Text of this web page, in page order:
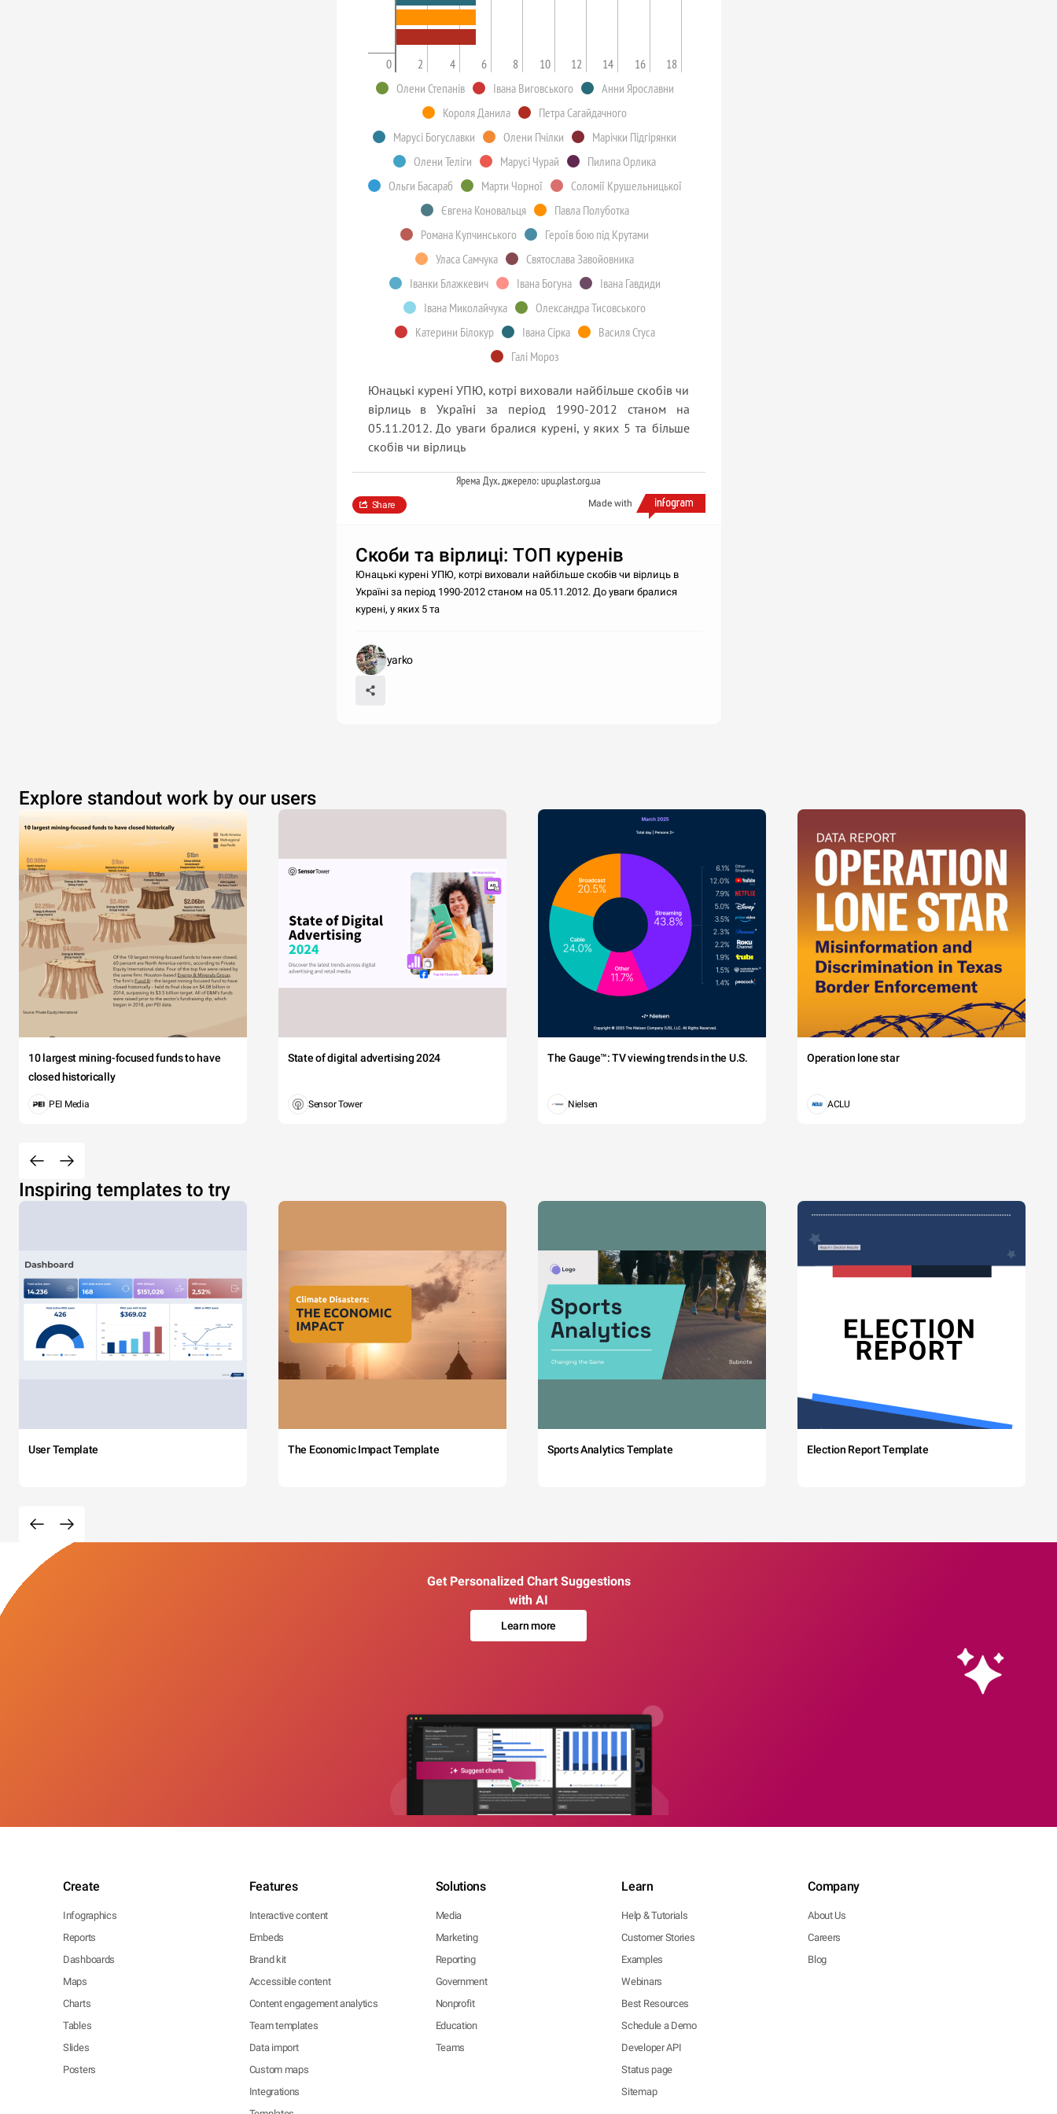
0 2 4 6 8 10 12 14 16
18
Олени Степанів
Івана Виговського
Анни Ярославни
Короля Данила
Петра Сагайдачного
Марусі Богуславки
Олени Пчілки
Марічки Підгірянки
Олени Теліги
Марусі Чурай
Пилипа Орлика
Ольги Басараб
Марти Чорної
Соломії Крушельницької
Євгена Коновальця
Павла Полуботка
Романа Купчинського
Героїв бою під Крутами
Уласа Самчука
Святослава Завойовника
Іванки Блажкевич
Івана Богуна
Івана Гавдиди
Івана Миколайчука
Олександра Тисовського
Катерини Білокур
Івана Сірка
Василя Стуса
Галі Мороз
Юнацькі курені УПЮ, котрі виховали найбільше скобів чи
вірлиць в Україні за період 1990-2012 станом на
05.11.2012. До уваги бралися курені, у яких 5 та більше
скобів чи вірлиць
Ярема Дух, джерело: upu.plast.org.ua
Made with
Share
Скоби та вірлиці: ТОП куренів
Юнацькі курені УПЮ, котрі виховали найбільше скобів чи вірлиць в
Україні за період 1990-2012 станом на 05.11.2012. До уваги бралися
курені, у яких 5 та
yarko
Explore standout work by our users
10 largest mining-focused funds to have
closed historically
PEI Media
State of digital advertising 2024
Sensor Tower
The Gauge™: TV viewing trends in the U.S.
Nielsen
Operation lone star
ACLU
Inspiring templates to try
User Template The Economic Impact Template Sports Analytics Template Election Report Template
Get Personalized Chart Suggestions
with AI
Learn more
Create
Infographics
Reports
Dashboards
Maps
Charts
Tables
Slides
Posters
Features
Interactive content
Embeds
Brand kit
Accessible content
Content engagement analytics
Team templates
Data import
Custom maps
Integrations
Solutions
Media
Marketing
Reporting
Government
Nonprofit
Education
Teams
Learn
Help & Tutorials
Customer Stories
Examples
Webinars
Best Resources
Schedule a Demo
Developer API
Status page
Sitemap
Company
About Us
Careers
Blog